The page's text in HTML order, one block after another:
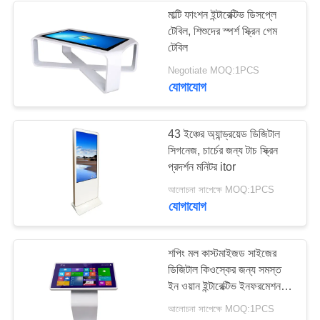
স্বচ্ছ এলসিডি স্ক্রিন
LCD ভিডিও দেয়াল
মাল্টি ফাংশন ইন্টারেক্টিভ ডিসপ্লে
টেবিল, শিশুদের স্পর্শ স্ক্রিন গেম
টেবিল
Negotiate MOQ:1PCS
যোগাযোগ
43 ইঞ্চের অ্যান্ড্রয়েড ডিজিটাল
সিগনেজ, চার্চের জন্য টাচ স্ক্রিন
প্রদর্শন মনিটর itor
আলোচনা সাপেক্ষে MOQ:1PCS
যোগাযোগ
শপিং মল কাস্টমাইজড সাইজের
ডিজিটাল কিওস্কের জন্য সমস্ত
ইন ওয়ান ইন্টারেক্টিভ ইনফরমেশন
আলোচনা সাপেক্ষে MOQ:1PCS